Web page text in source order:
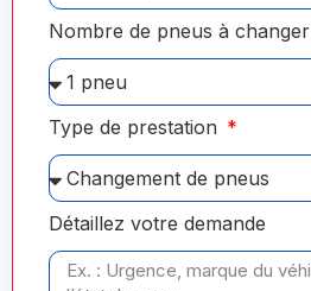
Nombre de pneus à changer
Type de prestation
Détaillez votre demande